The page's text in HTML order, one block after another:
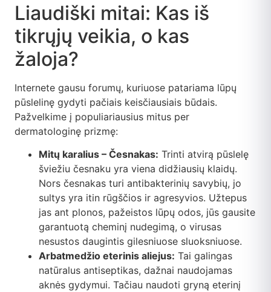
Liaudiški mitai: Kas iš
tikrųjų veikia, o kas
žaloja?
Internete gausu forumų, kuriuose patariama lūpų
pūslelinę gydyti pačiais keisčiausiais būdais.
Pažvelkime į populiariausius mitus per
dermatologinę prizmę:
Mitų karalius – Česnakas: Trinti atvirą pūslelę
šviežiu česnaku yra viena didžiausių klaidų.
Nors česnakas turi antibakterinių savybių, jo
sultys yra itin rūgščios ir agresyvios. Užtepus
jas ant plonos, pažeistos lūpų odos, jūs gausite
garantuotą cheminį nudegimą, o virusas
nesustos daugintis gilesniuose sluoksniuose.
Arbatmedžio eterinis aliejus: Tai galingas
natūralus antiseptikas, dažnai naudojamas
aknės gydymui. Tačiau naudoti gryną eterinį